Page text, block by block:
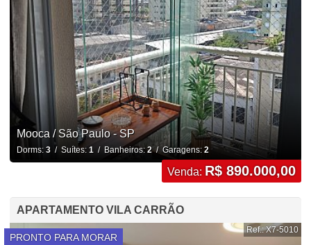
Mooca / São Paulo - SP
Dorms: 3/ Suítes: 1 / Banheiros: 2/ Garagens: 2
Venda: R$ 890.000,00
APARTAMENTO VILA CARRÃO
PRONTO PARA MORAR
Ref.: X7-5010